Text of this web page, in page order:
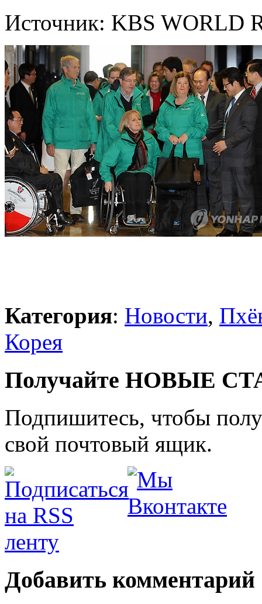
Источник: KBS WORLD
Категория: Новости,
Корея
Получайте НОВЫЕ
Подпишитесь, чтобы
свой почтовый ящик.
Добавить комментарий